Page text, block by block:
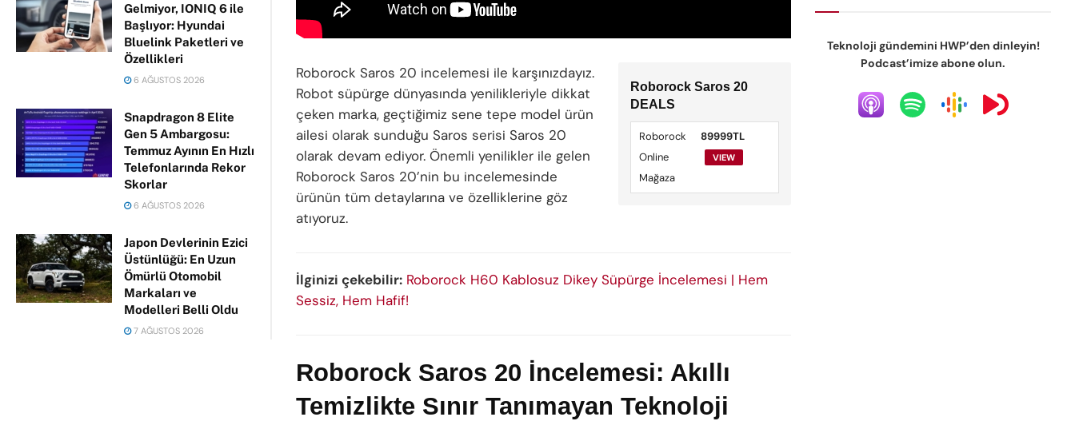
Gelmiyor, IONIQ 6 ile
Başlıyor: Hyundai
Bluelink Paketleri ve
Özellikleri
6 AĞUSTOS 2026
Snapdragon 8 Elite
Gen 5 Ambargosu:
Temmuz Ayının En Hızlı
Telefonlarında Rekor
Skorlar
6 AĞUSTOS 2026
Japon Devlerinin Ezici
Üstünlüğü: En Uzun
Ömürlü Otomobil
Markaları ve
Modelleri Belli Oldu
7 AĞUSTOS 2026
Roborock Saros 20
DEALS
Roborock
Online
Mağaza
89999TL
VIEW
Roborock Saros 20 incelemesi ile karşınızdayız.
Robot süpürge dünyasında yenilikleriyle dikkat
çeken marka, geçtiğimiz sene tepe model ürün
ailesi olarak sunduğu Saros serisi Saros 20
olarak devam ediyor. Önemli yenilikler ile gelen
Roborock Saros 20’nin bu incelemesinde
ürünün tüm detaylarına ve özelliklerine göz
atıyoruz.
İlginizi çekebilir: Roborock H60 Kablosuz Dikey Süpürge İncelemesi | Hem
Sessiz, Hem Hafif!
Roborock Saros 20 İncelemesi: Akıllı
Temizlikte Sınır Tanımayan Teknoloji
Teknoloji gündemini HWP’den dinleyin!
Podcast’imize abone olun.